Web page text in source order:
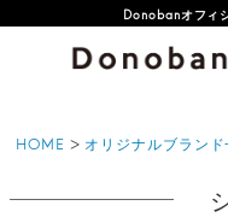
オフィシャルサイト新
HOME オリジナルブランド